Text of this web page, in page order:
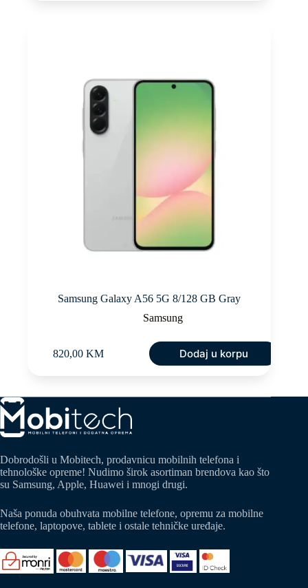
Samsung Galaxy A56 5G 8/128 GB Gray
Samsung
820,00 KM Dodaj u korpu
Dobrodošli u Mobitech, prodavnicu mobilnih telefona i
tehnološke opreme! Nudimo širok asortiman brendova kao što
su Samsung, Apple, Huawei i mnogi drugi.
Naša ponuda obuhvata mobilne telefone, opremu za mobilne
telefone, laptopove, tablete i ostale tehničke uređaje.